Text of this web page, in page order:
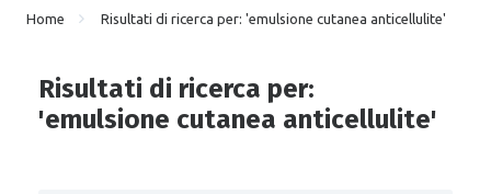
Home Risultati di ricerca per: 'emulsione cutanea anticellulite'
Risultati di ricerca per:
'emulsione cutanea anticellulite'